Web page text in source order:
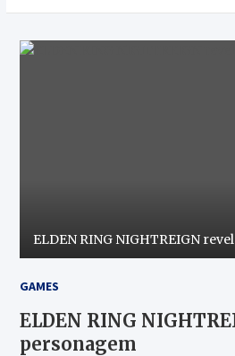
ELDEN RING NIGHTREIGN
GAMES
ELDEN RING
personagem